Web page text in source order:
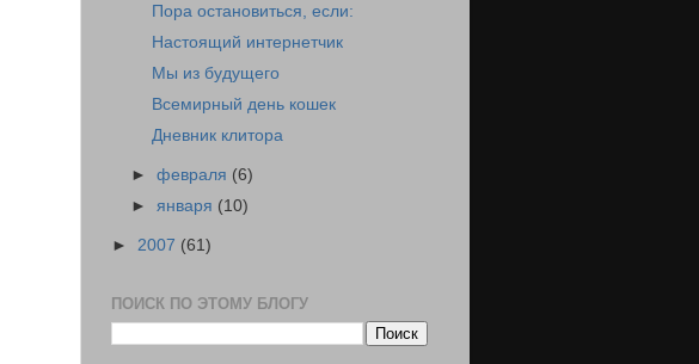
Пора остановиться, если:
Настоящий интернетчик
Мы из будущего
Всемирный день кошек
Дневник клитора
►февраля (6)
►января (10)
► 2007 (61)
ПОИСК ПО ЭТОМУ БЛОГУ